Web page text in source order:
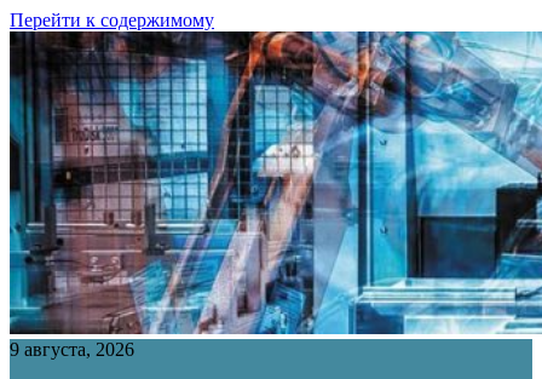
Перейти к содержимому
9 августа, 2026